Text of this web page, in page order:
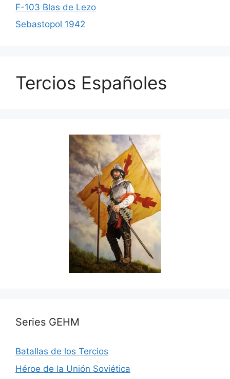
F-103 Blas de Lezo
Sebastopol 1942
Tercios Españoles
Series GEHM
Batallas de los Tercios
Héroe de la Unión Soviética